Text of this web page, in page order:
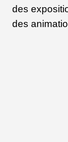
des
des